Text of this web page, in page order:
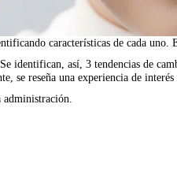
características de cada
así, 3 tendencias de
se reseña una experiencia de